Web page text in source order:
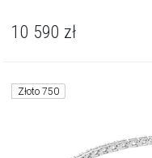
10 590 zł
Złoto 750